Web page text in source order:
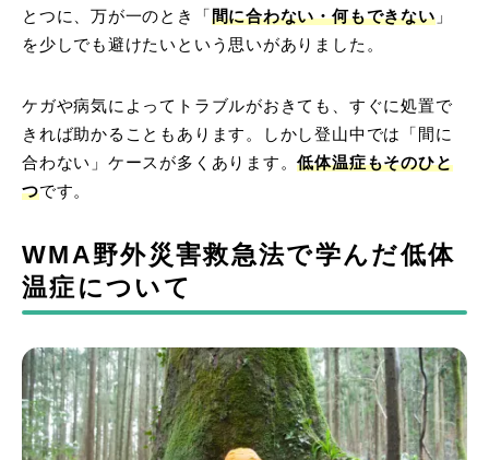
とつに、万が一のとき「 間に合わない・何もできない」
を少しでも避けたいという思いがありました。
ケガや病気によってトラブルがおきても、すぐに処置で
きれば助かることもあります。しかし登山中では「間に
合わない」ケースが多くあります。低体温症もそのひと
つです。
WMA野外災害救急法で学んだ低体
温症について